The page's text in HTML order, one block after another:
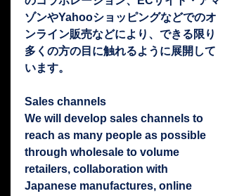
ゾンやYahooショッピングなどでのオ
ンライン販売などにより、できる限り
多くの方の目に触れるように展開して
います。
Sales channels
We will develop sales channels to
reach as many people as possible
through wholesale to volume
retailers, collaboration with
Japanese manufactures, online